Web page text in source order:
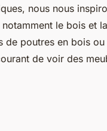
nous nous
le bois et
de poutres en bois
de voir des